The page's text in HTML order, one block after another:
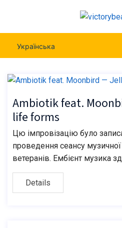
Українська
Ambiotik feat.
life forms
Цю імпровізацію було
проведення сеансу музичної
ветеранів. Ембієнт музика
Details